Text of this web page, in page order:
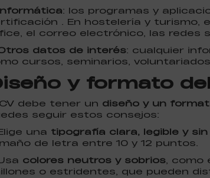
: los programas y
. En hostelería y turismo,
el correo electrónico, las redes
datos de interés: cualquier
cursos, seminarios,
y formato
debe tener un diseño y un
seguir estos consejos:
una tipografía clara, legible y
de letra entre 10 y 12 puntos.
colores neutros y sobrios, como
o estridentes, que pueden